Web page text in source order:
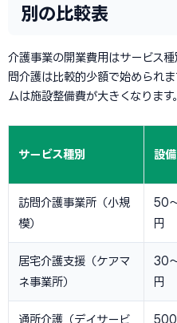
別の比較表
介護事業の開業費用はサービス
問介護は比較的少額で始められ
ムは施設整備費が大きくなります。
サービス種別 設
訪問介護事業所（小規
模）
50
円
居宅介護支援（ケアマ
ネ事業所）
30
円
通所介護（デイサービ
500